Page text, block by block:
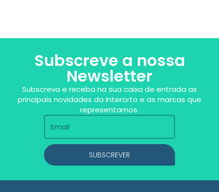
Subscreve a nossa
Newsletter
Subscreva e receba na sua caixa de entrada as
principais novidades da Interorto e as marcas que
representamos.
SUBSCREVER